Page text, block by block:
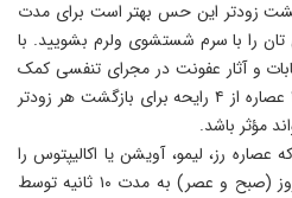
زودتر این حس بهتر است برای مدت
۲ تا ۳ بار بینی تان را با سرم شستشوی ولرم بشویید. با
و آثار عفونت در مجرای تنفسی کمک
زیادی می‌کند همچنین استشمام ۴ عصاره از ۴ رایحه برای بازگشت هر زودتر
مؤثر باشد.
رز، لیمو، آویشن یا اکالیپتوس را
انتخاب و هر عصاره را دو بار در روز (صبح و عصر) به مدت ۱۰ ثانیه توسط